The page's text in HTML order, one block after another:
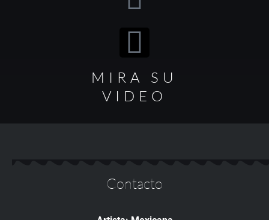
MIRA SU
VIDEO
Contacto